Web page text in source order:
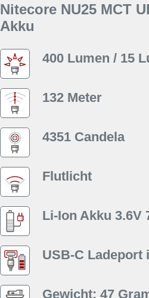
Nitecore NU25 MCT
Akku
400 Lumen / 15
132 Meter
4351 Candela
Flutlicht
Li-Ion Akku 3.6V
USB-C Ladeport
Gewicht: 47